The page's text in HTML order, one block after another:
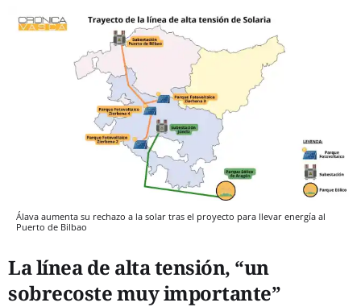
Álava aumenta su rechazo a la solar tras el proyecto para llevar energía al
Puerto de Bilbao
La línea de alta tensión, “un
sobrecoste muy importante”